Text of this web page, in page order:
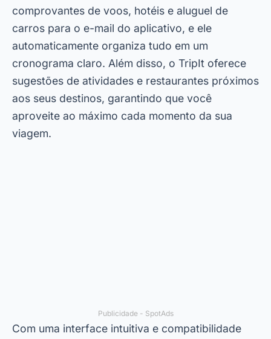
comprovantes de voos, hotéis e aluguel de
carros para o e-mail do aplicativo, e ele
automaticamente organiza tudo em um
cronograma claro. Além disso, o TripIt oferece
sugestões de atividades e restaurantes próximos
aos seus destinos, garantindo que você
aproveite ao máximo cada momento da sua
viagem.
Publicidade - SpotAds
Com uma interface intuitiva e compatibilidade